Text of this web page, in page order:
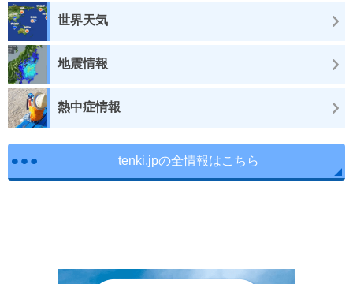
世界天気
地震情報
熱中症情報
tenki.jpの全情報はこちら